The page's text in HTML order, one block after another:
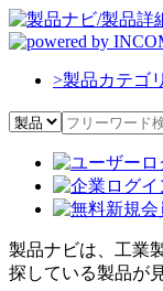
>製品カテゴ
製品ナビは、工業
探している製品が